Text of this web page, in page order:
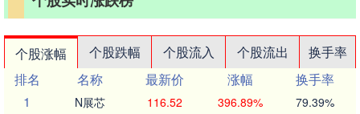
个股涨幅 个股跌幅 个股流入 个股流出
换手率
排名
名称 最新价 涨幅
换手率
1
N展芯 116.52 396.89% 79.39%